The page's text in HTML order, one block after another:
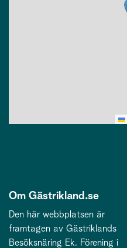
Om Gästrikland.se
Den här webbplatsen är
framtagen av Gästriklands
Besöksnäring Ek. Förening i